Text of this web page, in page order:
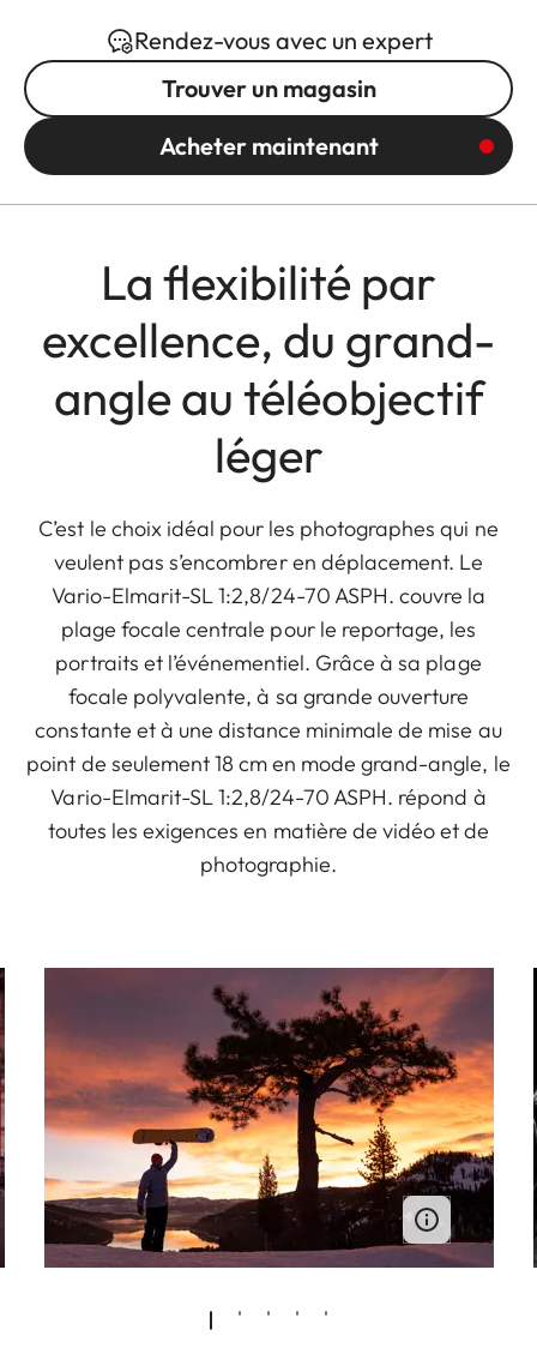
Rendez-vous avec un expert
Trouver un magasin
Acheter maintenant
La flexibilité par
excellence, du grand-
angle au téléobjectif
léger
C’est le choix idéal pour les photographes qui ne
veulent pas s’encombrer en déplacement. Le
Vario-Elmarit-SL 1:2,8/24-70 ASPH. couvre la
plage focale centrale pour le reportage, les
portraits et l’événementiel. Grâce à sa plage
focale polyvalente, à sa grande ouverture
constante et à une distance minimale de mise au
point de seulement 18 cm en mode grand-angle, le
Vario-Elmarit-SL 1:2,8/24-70 ASPH. répond à
toutes les exigences en matière de vidéo et de
photographie.